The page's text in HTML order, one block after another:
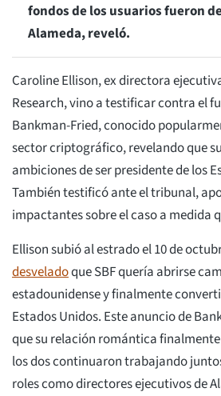
fondos de los usuarios fueron
Alameda, reveló.
Caroline Ellison, ex directora
Research, vino a testificar contra el
Bankman-Fried, conocido
sector criptográfico, revelando que
ambiciones de ser presidente de los
También testificó ante el tribunal,
impactantes sobre el caso a medida
Ellison subió al estrado el 10 de
desveladoque SBF quería abrirse
estadounidense y finalmente
Estados Unidos. Este anuncio de
que su relación romántica
los dos continuaron trabajando
roles como directores ejecutivos de